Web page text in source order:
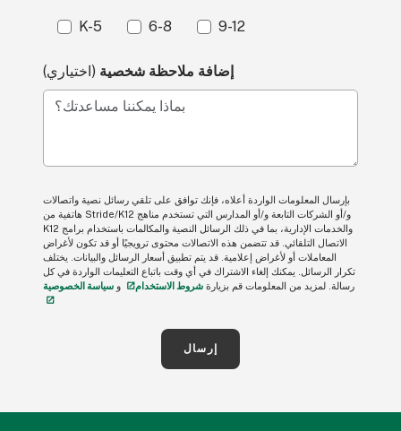
K-5 6-8 9-12
إضافة ملاحظة شخصية (اختياري)
بماذا يمكننا مساعدتك؟
بإرسال المعلومات الواردة أعلاه، فإنك توافق على تلقي رسائل نصية واتصالات
هاتفية من Stride/K12 و/أو الشركات التابعة و/أو المدارس التي تستخدم مناهج
K12 والخدمات الإدارية، بما في ذلك الرسائل النصية والمكالمات باستخدام برامج
الاتصال التلقائي. قد تتضمن هذه الاتصالات محتوى ترويجيًا أو قد تكون لأغراض
المعاملات أو لأغراض إعلامية. قد يتم تطبيق أسعار الرسائل والبيانات. يختلف
تكرار الرسائل. يمكنك إلغاء الاشتراك في أي وقت باتباع التعليمات الواردة في كل
رسالة. لمزيد من المعلومات قم بزيارة شروط الاستخدام و سياسة الخصوصية
إرسال